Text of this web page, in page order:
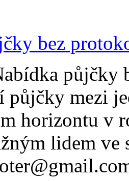
bez
půjčky
půjčky mezi
horizontu v
lidem